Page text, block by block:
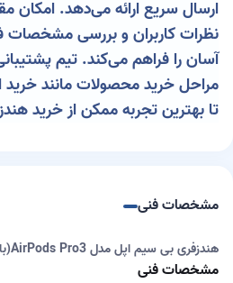
ارسال سریع ارائه می‌دهد. امکان
نظرات کاربران و بررسی
آسان را فراهم می‌کند. تیم
مراحل خرید محصولات مانند خرید
تا بهترین تجربه ممکن از خرید
مشخصات فنی
هندزفری بی سیم اپل مدل AirPods Pro3(باگارانتی شرکتی )
مشخصات فنی